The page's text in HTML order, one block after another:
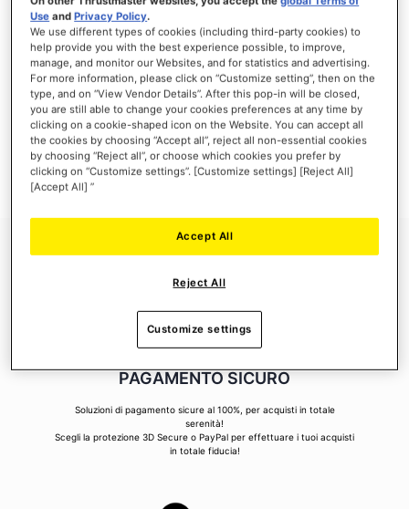
NUOVI CLIENTI
La creazione di un account ha molti vantaggi: check-out veloce, salvare più di un
indirizzo, tenere traccia degli ordini e altro ancora.
CREA UN ACCOUNT
PAGAMENTO SICURO
Soluzioni di pagamento sicure al 100%, per acquisti in totale
serenità!
Scegli la protezione 3D Secure o PayPal per effettuare i tuoi acquisti
in totale fiducia!
Use andPrivacy Policy.
We use different types of cookies (including third-party cookies) to
help provide you with the best experience possible, to improve,
manage, and monitor our Websites, and for statistics and advertising.
For more information, please click on “Customize setting”, then on the
type, and on “View Vendor Details”. After this pop-in will be closed,
you are still able to change your cookies preferences at any time by
clicking on a cookie-shaped icon on the Website. You can accept all
the cookies by choosing “Accept all”, reject all non-essential cookies
by choosing “Reject all”, or choose which cookies you prefer by
clicking on “Customize settings”. [Customize settings] [Reject All]
[Accept All] ”
Reject All
Accept All
Customize settings